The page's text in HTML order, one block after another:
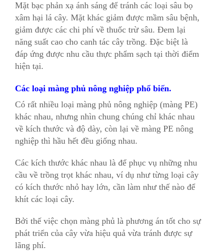
Mặt bạc phản xạ ánh sáng để tránh các loại sâu bọ
xâm hại lá cây. Mặt khác giảm được mầm sâu bệnh,
giảm được các chi phí về thuốc trừ sâu. Đem lại
năng suất cao cho canh tác cây trồng. Đặc biệt là
đáp ứng được nhu cầu thực phẩm sạch tại thời điểm
hiện tại.
Các loại màng phủ nông nghiệp phổ biến.
Có rất nhiều loại màng phủ nông nghiệp (màng PE)
khác nhau, nhưng nhìn chung chúng chỉ khác nhau
về kích thước và độ dày, còn lại về màng PE nông
nghiệp thì hầu hết đều giống nhau.
Các kích thước khác nhau là để phục vụ những nhu
cầu về trồng trọt khác nhau, ví dụ như từng loại cây
có kích thước nhỏ hay lớn, cần làm như thế nào để
khít các loại cây.
Bởi thế việc chọn màng phủ là phương án tốt cho sự
phát triển của cây vừa hiệu quả vừa tránh được sự
lãng phí.